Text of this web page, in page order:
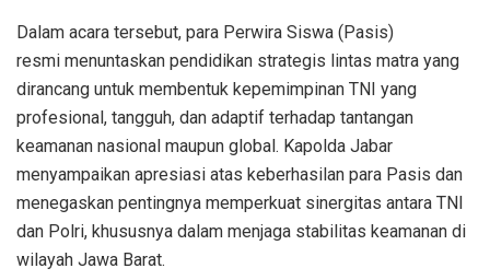
Dalam acara tersebut, para Perwira Siswa (Pasis)
resmi menuntaskan pendidikan strategis lintas matra yang
dirancang untuk membentuk kepemimpinan TNI yang
profesional, tangguh, dan adaptif terhadap tantangan
keamanan nasional maupun global. Kapolda Jabar
menyampaikan apresiasi atas keberhasilan para Pasis dan
menegaskan pentingnya memperkuat sinergitas antara TNI
dan Polri, khususnya dalam menjaga stabilitas keamanan di
wilayah Jawa Barat.